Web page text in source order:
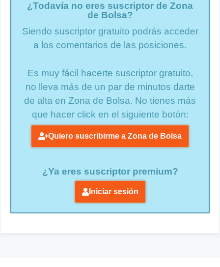
¿Todavía no eres suscriptor de Zona
de Bolsa?
Siendo suscriptor gratuito podrás acceder
a los comentarios de las posiciones.
Es muy fácil hacerte suscriptor gratuito,
no lleva más de un par de minutos darte
de alta en Zona de Bolsa. No tienes más
que hacer click en el siguiente botón:
Quiero suscribirme a Zona de Bolsa
¿Ya eres suscriptor premium?
Iniciar sesión